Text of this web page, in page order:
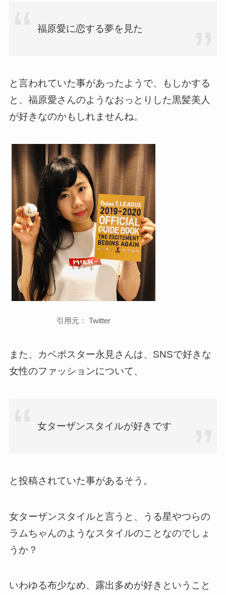
福原愛に恋する夢を見た
と言われていた事があったようで、もしかする
と、福原愛さんのようなおっとりした黒髪美人
が好きなのかもしれませんね。
引用元： Twitter
また、カベポスター永見さんは、SNSで好きな
女性のファッションについて、
女ターザンスタイルが好きです
と投稿されていた事があるそう。
女ターザンスタイルと言うと、うる星やつらの
ラムちゃんのようなスタイルのことなのでしょ
うか？
いわゆる布少なめ、露出多めが好きということ